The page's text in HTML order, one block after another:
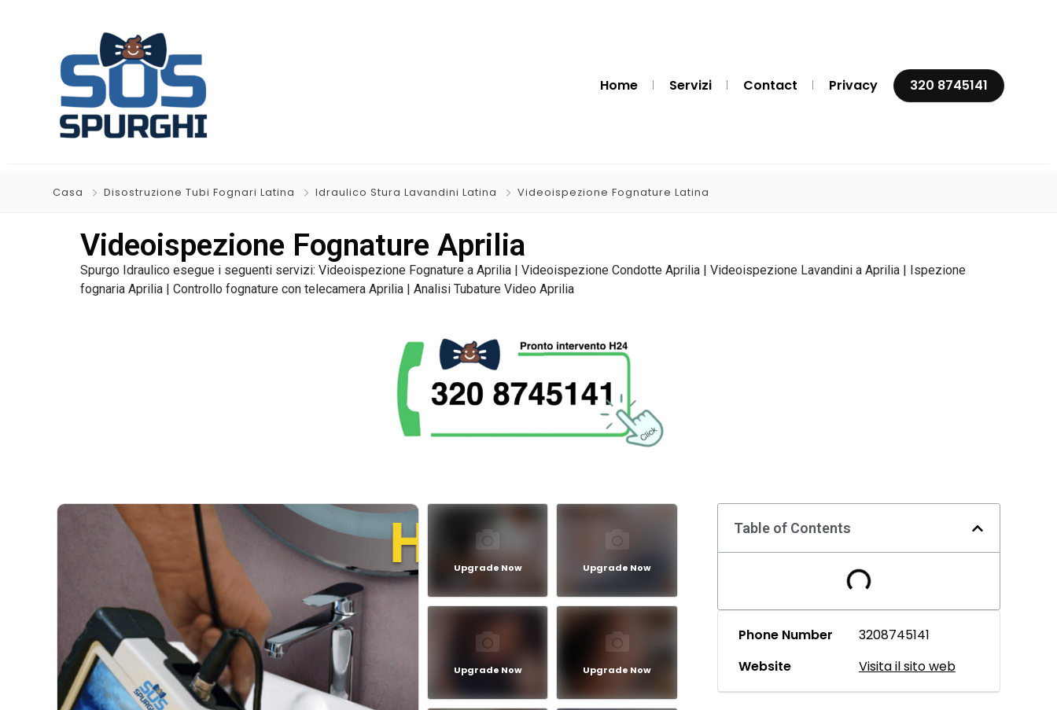
Home Servizi Contact Privacy 320 8745141
Casa Disostruzione Tubi Fognari Latina Idraulico Stura Lavandini Latina Videoispezione Fognature Latina
Videoispezione Fognature Aprilia
Spurgo Idraulico esegue i seguenti servizi: Videoispezione Fognature a Aprilia | Videoispezione Condotte Aprilia | Videoispezione Lavandini a Aprilia | Ispezione
fognaria Aprilia | Controllo fognature con telecamera Aprilia | Analisi Tubature Video Aprilia
Upgrade Now Upgrade Now
Upgrade Now Upgrade Now
Table of Contents
Phone Number
3208745141
Website
Visita il sito web